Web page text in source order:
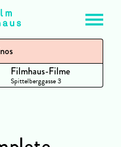
Filmhaus-Filme
Spittelberggasse 3